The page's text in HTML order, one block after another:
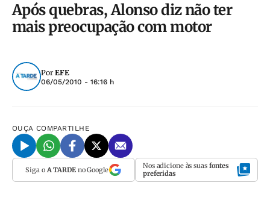
Após quebras, Alonso diz não ter
mais preocupação com motor
Por EFE
06/05/2010 - 16:16 h
OUÇA COMPARTILHE
Siga o A TARDEno Google Nos adicione às suas fontes
preferidas